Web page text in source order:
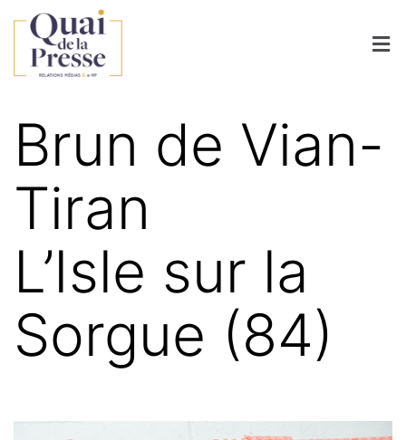
Brun de Vian-
Tiran
L’Isle sur la
Sorgue (84)